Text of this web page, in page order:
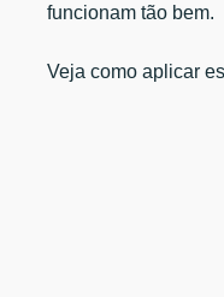
funcionam tão bem.
Veja como aplicar